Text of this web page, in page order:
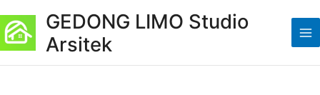
ke
konten
GEDONG LIMO Studio
Arsitek
a
t
e